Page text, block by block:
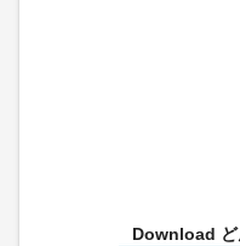
Download ど